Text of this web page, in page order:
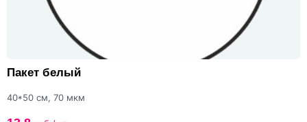
Пакет белый
40*50 см, 70 мкм